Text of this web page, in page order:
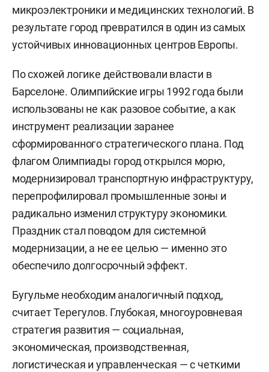
микроэлектроники и медицинских технологий. В
результате город превратился в один из самых
устойчивых инновационных центров Европы.
По схожей логике действовали власти в
Барселоне. Олимпийские игры 1992 года были
использованы не как разовое событие, а как
инструмент реализации заранее
сформированного стратегического плана. Под
флагом Олимпиады город открылся морю,
модернизировал транспортную инфраструктуру,
перепрофилировал промышленные зоны и
радикально изменил структуру экономики.
Праздник стал поводом для системной
модернизации, а не ее целью — именно это
обеспечило долгосрочный эффект.
Бугульме необходим аналогичный подход,
считает Терегулов. Глубокая, многоуровневая
стратегия развития — социальная,
экономическая, производственная,
логистическая и управленческая — с четкими